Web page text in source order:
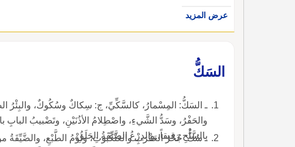
عرض المزيد
السَكُّ
ـ السَكُّ: المِسْمارُ،
والحَفْرُ، وسَدُّ الشَّيءِ، واصْطِلامُ الأذُنَيْنِ، وتَضْبيبُ البابِ
بالسَّلْحِ رَقيقاً، والدِرْعُ الضَّيِّقَةُ الحَلَقِ.